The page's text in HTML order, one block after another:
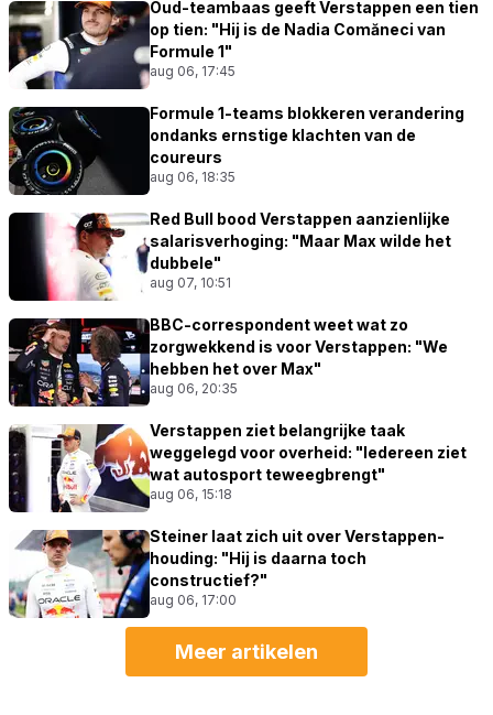
Oud-teambaas geeft Verstappen een tien
op tien: "Hij is de Nadia Comăneci van
Formule 1"
aug 06, 17:45
Formule 1-teams blokkeren verandering
ondanks ernstige klachten van de
coureurs
aug 06, 18:35
Red Bull bood Verstappen aanzienlijke
salarisverhoging: "Maar Max wilde het
dubbele"
aug 07, 10:51
BBC-correspondent weet wat zo
zorgwekkend is voor Verstappen: "We
hebben het over Max"
aug 06, 20:35
Verstappen ziet belangrijke taak
weggelegd voor overheid: "Iedereen ziet
wat autosport teweegbrengt"
aug 06, 15:18
Steiner laat zich uit over Verstappen-
houding: "Hij is daarna toch
constructief?"
aug 06, 17:00
Meer artikelen